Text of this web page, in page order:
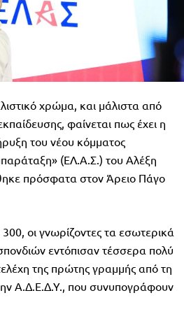
χρώμα, και μάλιστα από
φαίνεται πως έχει η
του νέου κόμματος
(ΕΛ.Α.Σ.) του Αλέξη
πρόσφατα στον Άρειο Πάγο
οι γνωρίζοντες τα εσωτερικά
εντόπισαν τέσσερα πολύ
της πρώτης γραμμής από τη
Α.Δ.Ε.Δ.Υ., που συνυπογράφουν